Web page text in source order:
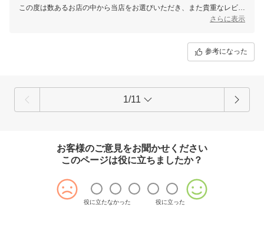
この度は数あるお店の中から当店をお選びいただき、また貴重なレビュ
ご意見・ご要望につきましては、今後の商品開発やサービス向上の大切
いただきますので、どうぞご安心くださいませ。
これからも「選んでよかった」と感じていただけるお店を目指し、日々
三恵 山本 真由
さらに表示
参考になった
1/11
お客様のご意見をお聞かせください
このページは役に立ちましたか？
役に立たなかった 役に立った